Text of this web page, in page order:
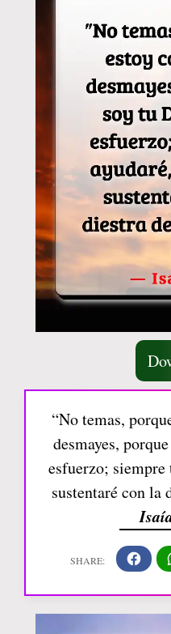
“No temas,
desmayes,
esfuerzo; siempre
sustentaré con la